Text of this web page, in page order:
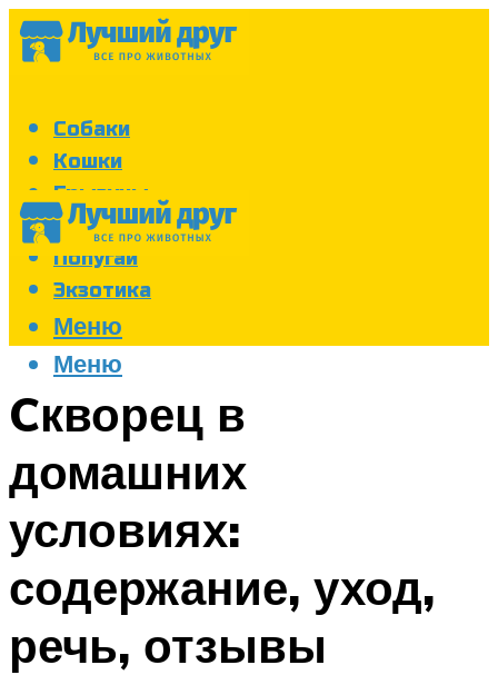
Собаки
Кошки
Грызуны
Аквариум
Попугаи
Экзотика
Меню
Меню
Cкворец в
домашних
условиях:
содержание, уход,
речь, отзывы